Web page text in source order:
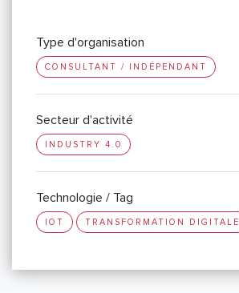
Type d'organisation
CONSULTANT / INDÉPENDANT
Secteur d'activité
INDUSTRY 4.0
Technologie / Tag
IOT TRANSFORMATION DIGITALE